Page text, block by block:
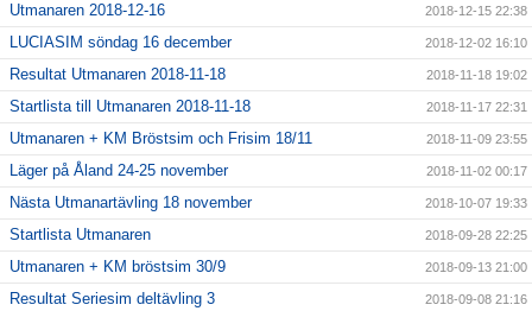
Utmanaren 2018-12-16 2018-12-15 22:38
LUCIASIM söndag 16 december 2018-12-02 16:10
Resultat Utmanaren 2018-11-18 2018-11-18 19:02
Startlista till Utmanaren 2018-11-18 2018-11-17 22:31
Utmanaren + KM Bröstsim och Frisim 18/11 2018-11-09 23:55
Läger på Åland 24-25 november 2018-11-02 00:17
Nästa Utmanartävling 18 november 2018-10-07 19:33
Startlista Utmanaren 2018-09-28 22:25
Utmanaren + KM bröstsim 30/9 2018-09-13 21:00
Resultat Seriesim deltävling 3 2018-09-08 21:16